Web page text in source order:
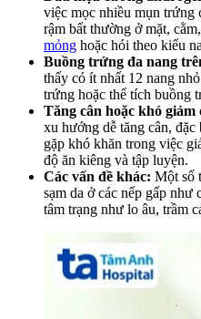
việc mọc nhiều mụn trứng
rậm bất thường ở mặt,
mỏng hoặc hói theo kiểu
Buồng trứng đa nang
thấy có ít nhất 12 nang
trứng hoặc thể tích buồng
Tăng cân hoặc khó giảm
xu hướng dễ tăng cân,
gặp khó khăn trong việc
độ ăn kiêng và tập luyện.
Các vấn đề khác: Một số
sạm da ở các nếp gấp như
tâm trạng như lo âu, trầm